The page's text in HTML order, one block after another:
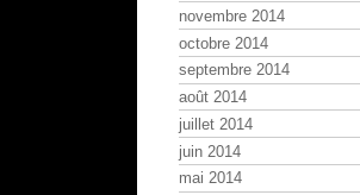
novembre 2014
octobre 2014
septembre 2014
août 2014
juillet 2014
juin 2014
mai 2014